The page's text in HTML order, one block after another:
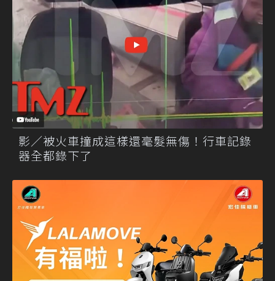
影／被火車撞成這樣還毫髮無傷！行車記錄
器全都錄下了